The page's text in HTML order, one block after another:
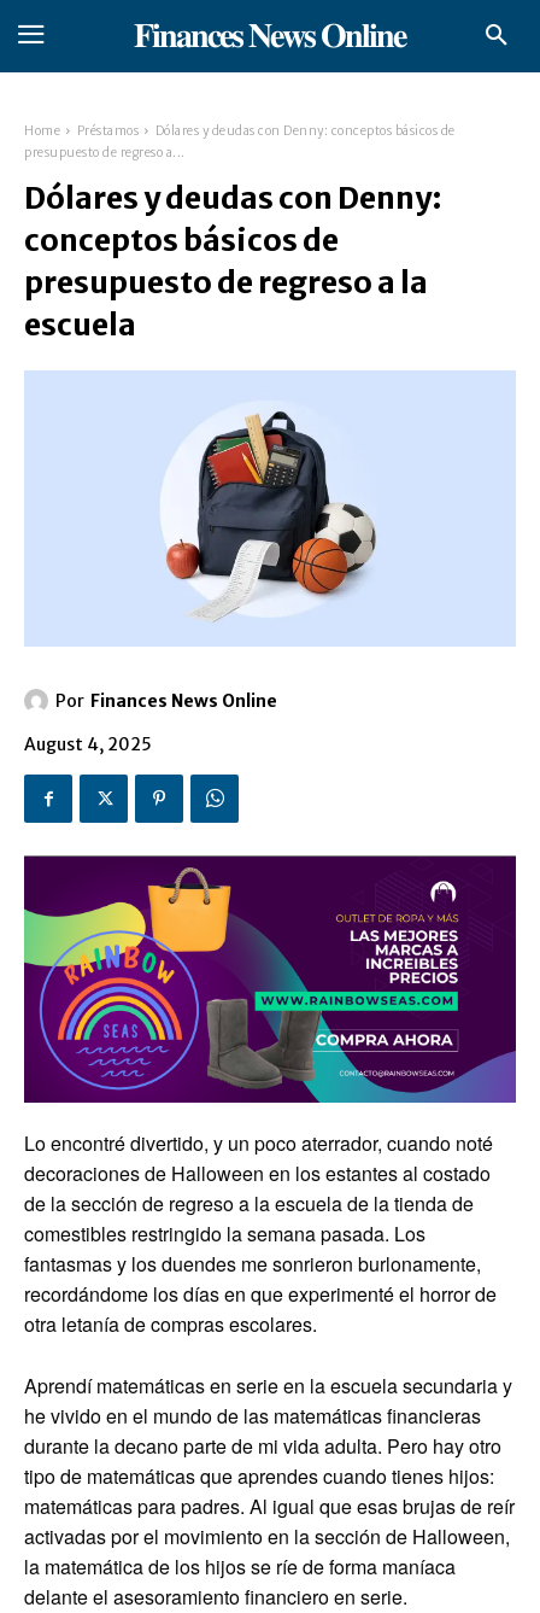
𝐅𝐢𝐧𝐚𝐧𝐜𝐞𝐬 𝐍𝐞𝐰𝐬 𝐎𝐧𝐥𝐢𝐧𝐞
Home Préstamos
Dólares y deudas con Denny: conceptos básicos de
presupuesto de regreso a...
Dólares y deudas con Denny:
conceptos básicos de
presupuesto de regreso a la
escuela
Por Finances News Online
August 4, 2025
Lo encontré divertido, y un poco aterrador, cuando noté
decoraciones de Halloween en los estantes al costado
de la sección de regreso a la escuela de la tienda de
comestibles restringido la semana pasada. Los
fantasmas y los duendes me sonrieron burlonamente,
recordándome los días en que experimenté el horror de
otra letanía de compras escolares.
Aprendí matemáticas en serie en la escuela secundaria y
he vivido en el mundo de las matemáticas financieras
durante la decano parte de mi vida adulta. Pero hay otro
tipo de matemáticas que aprendes cuando tienes hijos:
matemáticas para padres. Al igual que esas brujas de reír
activadas por el movimiento en la sección de Halloween,
la matemática de los hijos se ríe de forma maníaca
delante el asesoramiento financiero en serie.